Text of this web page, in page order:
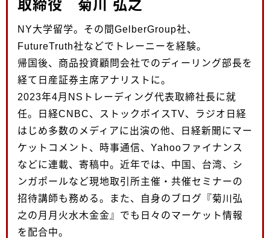
取締役 菊川 弘之
NY大学留学。その間GelberGroup社、
FutureTruth社などでトレーニーを経験。
帰国後、商品投資顧問会社でのディーリング部長を
経て日産証券主席アナリストに。
2023年4月NSトレーディング代表取締社長に就
任。日経CNBC、ストックボイスTV、ラジオ日経
はじめ多数のメディアに出演の他、日経新聞にマー
ケットコメント、時事通信、Yahooファイナンス
などに連載、寄稿中。近年では、中国、台湾、シ
ンガポールなど現地取引所主催・共催セミナーの
招待講師も務める。また、自身のブログ『菊川弘
之の月月火水木金金』でも日々のマーケット情報
を配合中。